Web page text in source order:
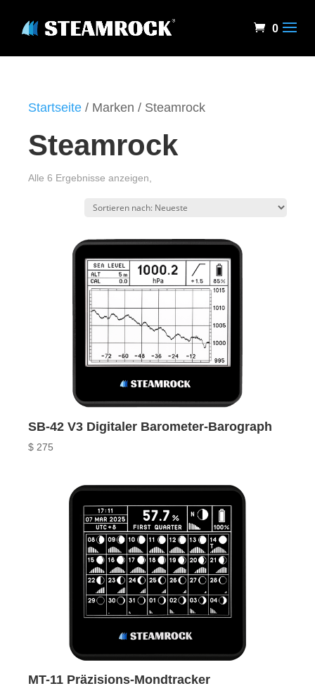
0
Startseite / Marken / Steamrock
Steamrock
Alle 6 Ergebnisse anzeigen,
SB-42 V3 Digitaler Barometer-Barograph
$ 275
MT-11 Präzisions-Mondtracker